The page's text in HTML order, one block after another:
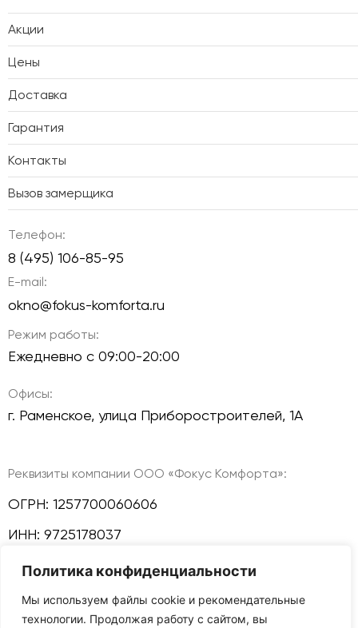
Политика конфиденциальности
Мы используем файлы cookie и рекомендательные
технологии. Продолжая работу с сайтом, вы
Акции
Цены
Доставка
Гарантия
Контакты
Вызов замерщика
Телефон:
8 (495) 106-85-95
E-mail:
okno@fokus-komforta.ru
Режим работы:
Ежедневно с 09:00-20:00
Офисы:
г. Раменское, улица Приборостроителей, 1А
Реквизиты компании ООО «Фокус Комфорта»:
ОГРН: 1257700060606
ИНН: 9725178037
КПП: 772501001
Политика конфиденциальности